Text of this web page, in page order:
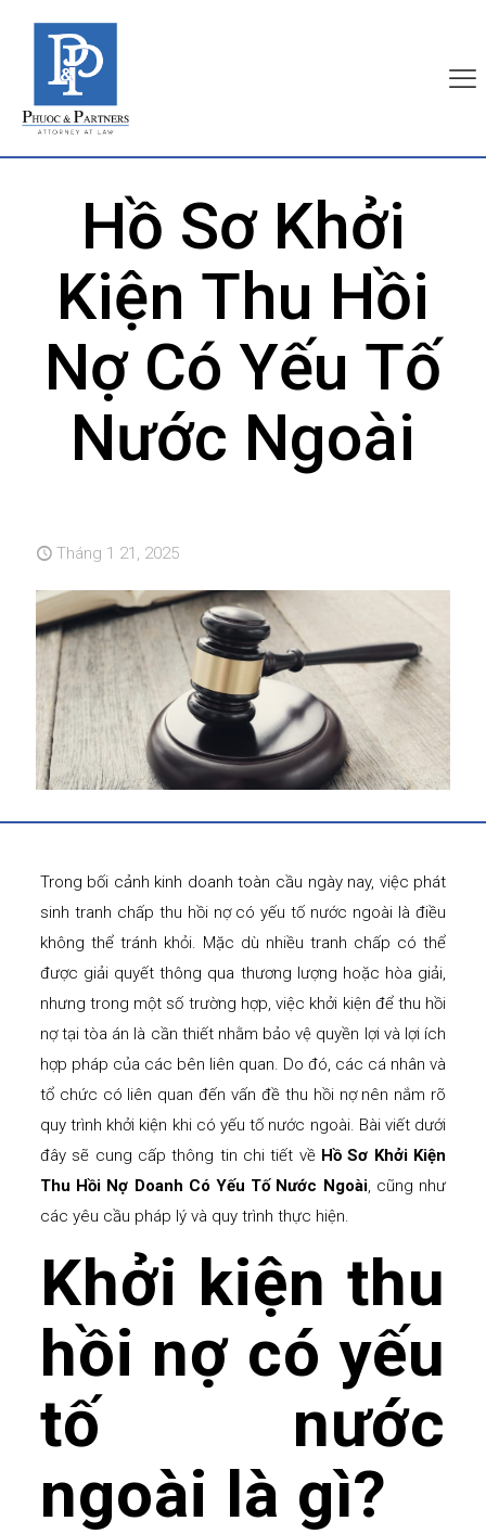
Hồ Sơ Khởi
Kiện Thu Hồi
Nợ Có Yếu Tố
Nước Ngoài
Tháng 1 21, 2025
Trong bối cảnh kinh doanh toàn cầu ngày nay, việc phát
sinh tranh chấp thu hồi nợ có yếu tố nước ngoài là điều
không thể tránh khỏi. Mặc dù nhiều tranh chấp có thể
được giải quyết thông qua thương lượng hoặc hòa giải,
nhưng trong một số trường hợp, việc khởi kiện để thu hồi
nợ tại tòa án là cần thiết nhằm bảo vệ quyền lợi và lợi ích
hợp pháp của các bên liên quan. Do đó, các cá nhân và
tổ chức có liên quan đến vấn đề thu hồi nợ nên nắm rõ
quy trình khởi kiện khi có yếu tố nước ngoài. Bài viết dưới
đây sẽ cung cấp thông tin chi tiết về Hồ Sơ Khởi Kiện
Thu Hồi Nợ Doanh Có Yếu Tố Nước Ngoài, cũng như
các yêu cầu pháp lý và quy trình thực hiện.
Khởi kiện thu
hồi nợ có yếu
tố nước
ngoài là gì?